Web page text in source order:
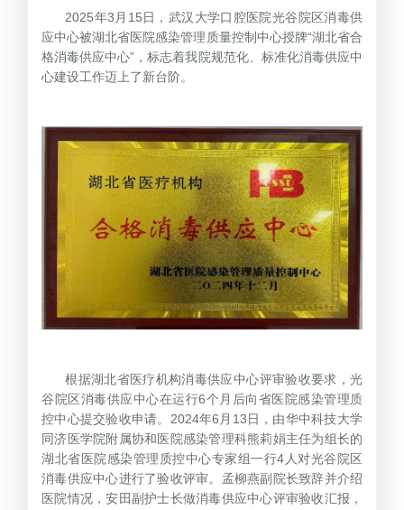
2025年3月15日，武汉大学口腔医院光谷院区消毒供
应中心被湖北省医院感染管理质量控制中心授牌“湖北省合
格消毒供应中心”，标志着我院规范化、标准化消毒供应中
心建设工作迈上了新台阶。
根据湖北省医疗机构消毒供应中心评审验收要求，光
谷院区消毒供应中心在运行6个月后向省医院感染管理质
控中心提交验收申请。2024年6月13日，由华中科技大学
同济医学院附属协和医院感染管理科熊莉娟主任为组长的
湖北省医院感染管理质控中心专家组一行4人对光谷院区
消毒供应中心进行了验收评审。孟柳燕副院长致辞并介绍
医院情况，安田副护士长做消毒供应中心评审验收汇报，